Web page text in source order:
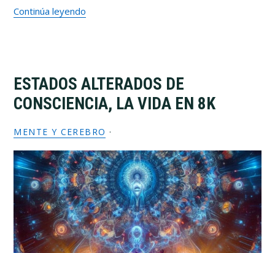
Continúa leyendo
ESTADOS ALTERADOS DE
CONSCIENCIA, LA VIDA EN 8K
MENTE Y CEREBRO ·